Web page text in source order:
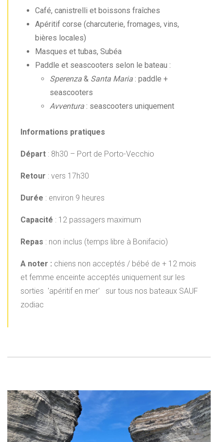
Café, canistrelli et boissons fraîches
Apéritif corse (charcuterie, fromages, vins,
bières locales)
Masques et tubas, Subéa
Paddle et seascooters selon le bateau :
Sperenza & Santa Maria : paddle +
seascooters
Avventura : seascooters uniquement
Informations pratiques
Départ : 8h30 – Port de Porto-Vecchio
Retour : vers 17h30
Durée : environ 9 heures
Capacité : 12 passagers maximum
Repas : non inclus (temps libre à Bonifacio)
A noter : chiens non acceptés / bébé de + 12 mois
et femme enceinte acceptés uniquement sur les
sorties 'apéritif en mer' sur tous nos bateaux SAUF
zodiac